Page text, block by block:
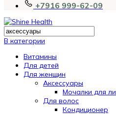
+7916 999-62-09
В категории
Витамины
Для детей
Для женщин
Аксессуары
Мочалки для
Для волос
Кондиционер